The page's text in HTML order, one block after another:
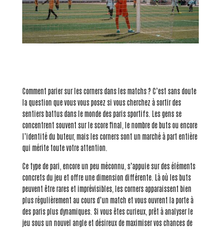
Comment parier sur les corners dans les matchs ? C’est sans doute
la question que vous vous posez si vous cherchez à sortir des
sentiers battus dans le monde des paris sportifs. Les gens se
concentrent souvent sur le score final, le nombre de buts ou encore
l’identité du buteur, mais les corners sont un marché à part entière
qui mérite toute votre attention.
Ce type de pari, encore un peu méconnu, s’appuie sur des éléments
concrets du jeu et offre une dimension différente. Là où les buts
peuvent être rares et imprévisibles, les corners apparaissent bien
plus régulièrement au cours d’un match et vous ouvrent la porte à
des paris plus dynamiques. Si vous êtes curieux, prêt à analyser le
jeu sous un nouvel angle et désireux de maximiser vos chances de